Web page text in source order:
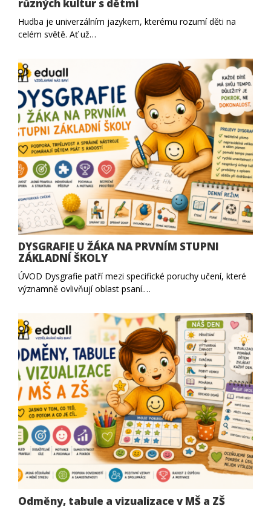
různých kultur s dětmi
Hudba je univerzálním jazykem, kterému rozumí děti na
celém světě. Ať už…
DYSGRAFIE U ŽÁKA NA PRVNÍM STUPNI
ZÁKLADNÍ ŠKOLY
ÚVOD Dysgrafie patří mezi specifické poruchy učení, které
významně ovlivňují oblast psaní.…
Odměny, tabule a vizualizace v MŠ a ZŠ